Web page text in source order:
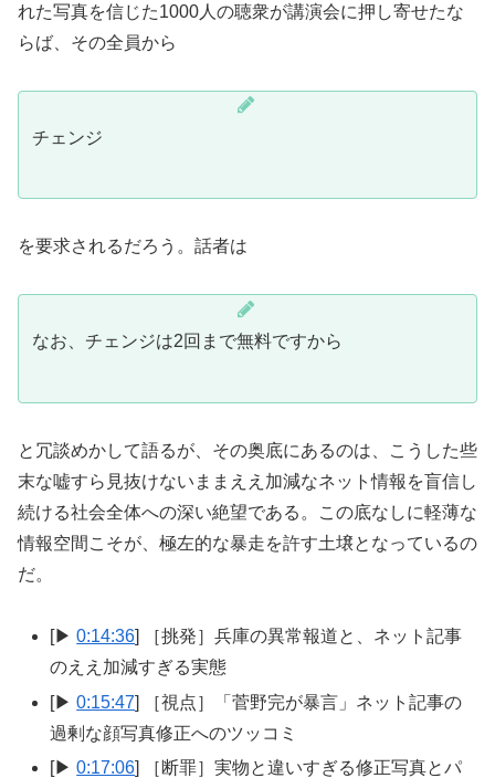
れた写真を信じた1000人の聴衆が講演会に押し寄せたな
らば、その全員から
チェンジ
を要求されるだろう。話者は
なお、チェンジは2回まで無料ですから
と冗談めかして語るが、その奥底にあるのは、こうした些
末な嘘すら見抜けないままええ加減なネット情報を盲信し
続ける社会全体への深い絶望である。この底なしに軽薄な
情報空間こそが、極左的な暴走を許す土壌となっているの
だ。
[▶0:14:36] ［挑発］兵庫の異常報道と、ネット記事
のええ加減すぎる実態
[▶0:15:47] ［視点］「菅野完が暴言」ネット記事の
過剰な顔写真修正へのツッコミ
[▶0:17:06] ［断罪］実物と違いすぎる修正写真とパ